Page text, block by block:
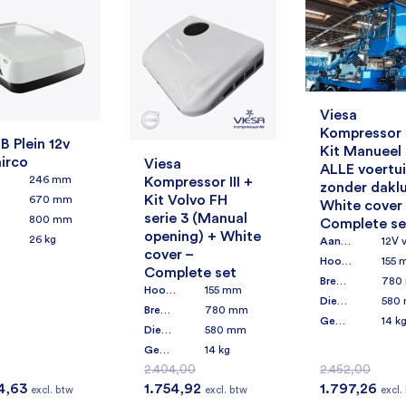
Bekijk product
Viesa Kompressor III
montagekit
1.289,99 excl. btw
Bekijk product
Engel MT45F-G3ND-
Koelbox
Oorspronkelijke prijs was: 1.143,80.
972,23
Huidige prijs is: 972,23.
excl. btw
Bekijk product
Engel CK100 (SD90F-
Koelkast
1.046,22
Oorspronkelijke prijs was: 1.046,22.
960,00
Huidige prijs is: 960,00.
excl. btw
Bekijk
product
Plein 12v
246 mm
670 mm
800 mm
26 kg
excl. btw
product
Viesa
Kompressor III +
Kit Volvo FH
serie 3 (Manual
opening) + White
cover –
Complete set
Hoogte buitenunit
155 mm
Breedte buitenunit
780 mm
Diepte buitenunit
580 mm
Gewicht
14 kg
2.404,00
Oorspronkelijke prijs was: 2.404,00.
1.754,92 excl. btw
Viesa
Kompressor
Kit Manueel
ALLE
zonder
White cover
Complete
Aansluitspanning
Hoogte buitenunit
155
Breedte buitenunit
780
Diepte buitenunit
580
Gewicht
14 kg
2.462,00
Oorspronkelijke prijs was: 2.462,00.
1.797,26 excl.